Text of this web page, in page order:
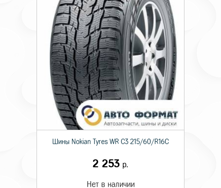
Шины Nokian Tyres WR C3 215/60/R16C
2 253 р.
Нет в наличии